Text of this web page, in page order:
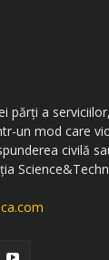
părți a
un mod care
civilă